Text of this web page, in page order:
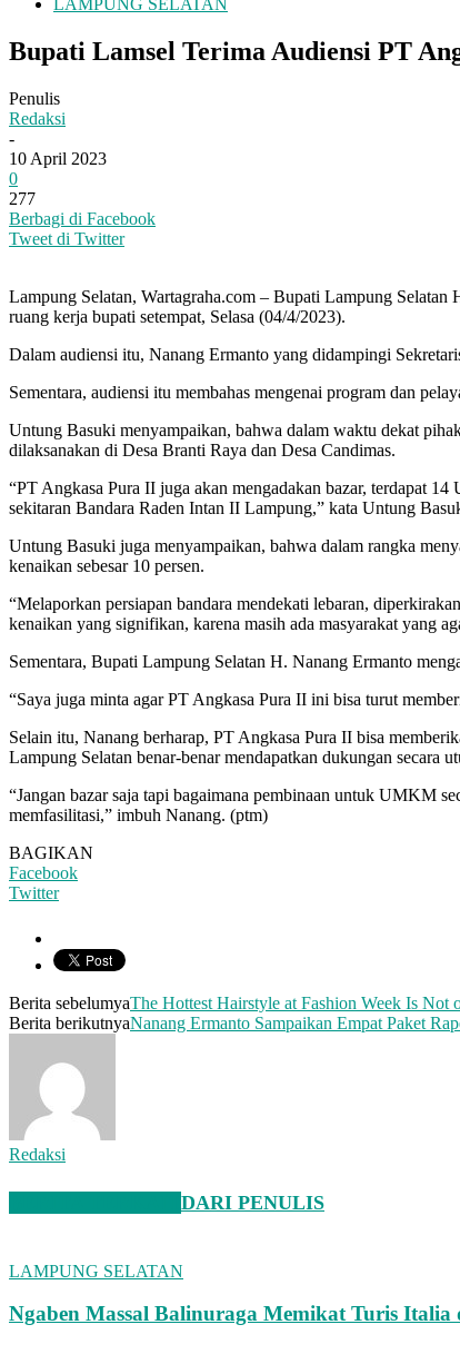
LAMPUNG SELATAN
Bupati Lamsel Terima Audiensi PT
Penulis
Redaksi
-
10 April 2023
0
277
Berbagi di Facebook
Tweet di Twitter
Lampung Selatan, Wartagraha.com – Bupati Lampung
ruang kerja bupati setempat, Selasa (04/4/2023).
Dalam audiensi itu, Nanang Ermanto yang didampingi
Sementara, audiensi itu membahas mengenai program dan
Untung Basuki menyampaikan, bahwa dalam waktu dekat
dilaksanakan di Desa Branti Raya dan Desa Candimas.
“PT Angkasa Pura II juga akan mengadakan bazar, terdapat
sekitaran Bandara Raden Intan II Lampung,” kata Untung
Untung Basuki juga menyampaikan, bahwa dalam rangka
kenaikan sebesar 10 persen.
“Melaporkan persiapan bandara mendekati lebaran,
kenaikan yang signifikan, karena masih ada masyarakat yang
Sementara, Bupati Lampung Selatan H. Nanang Ermanto
“Saya juga minta agar PT Angkasa Pura II ini bisa turut
Selain itu, Nanang berharap, PT Angkasa Pura II bisa
Lampung Selatan benar-benar mendapatkan dukungan secara
“Jangan bazar saja tapi bagaimana pembinaan untuk UMKM
memfasilitasi,” imbuh Nanang. (ptm)
BAGIKAN
Facebook
Twitter
Berita sebelumyaThe Hottest Hairstyle at Fashion Week Is Not
Berita berikutnyaNanang Ermanto Sampaikan Empat Paket
Redaksi
DARI PENULIS
LAMPUNG SELATAN
Ngaben Massal Balinuraga Memikat Turis